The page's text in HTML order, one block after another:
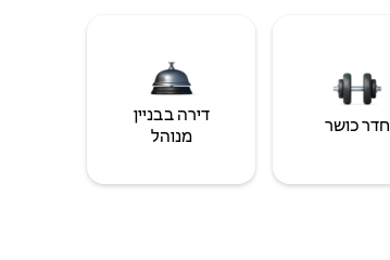
חדר כושר
דירה בבניין
מנוהל